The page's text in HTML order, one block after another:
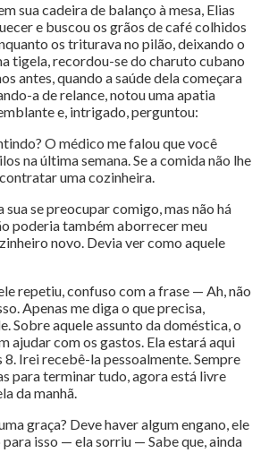
sua cadeira de balanço à mesa, Elias
e buscou os grãos de café colhidos
os triturava no pilão, deixando o
tigela, recordou-se do charuto cubano
antes, quando a saúde dela começara
a de relance, notou uma apatia
e, intrigado, perguntou:
O médico me falou que você
na última semana. Se a comida não lhe
uma cozinheira.
se preocupar comigo, mas não há
poderia também aborrecer meu
novo. Devia ver como aquele
repetiu, confuso com a frase — Ah, não
Apenas me diga o que precisa,
Sobre aquele assunto da doméstica, o
ajudar com os gastos. Ela estará aqui
8. Irei recebê-la pessoalmente. Sempre
para terminar tudo, agora está livre
da manhã.
graça? Deve haver algum engano, ele
isso — ela sorriu — Sabe que, ainda